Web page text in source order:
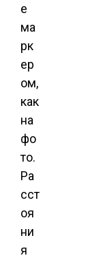
е
ма
рк
ер
ом,
как
на
фо
то.
Ра
сст
оя
ни
я